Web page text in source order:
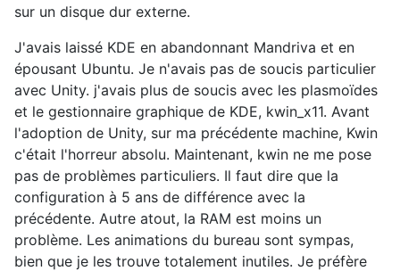
sur un disque dur externe.
J'avais laissé KDE en abandonnant Mandriva et en
épousant Ubuntu. Je n'avais pas de soucis particulier
avec Unity. j'avais plus de soucis avec les plasmoïdes
et le gestionnaire graphique de KDE, kwin_x11. Avant
l'adoption de Unity, sur ma précédente machine, Kwin
c'était l'horreur absolu. Maintenant, kwin ne me pose
pas de problèmes particuliers. Il faut dire que la
configuration à 5 ans de différence avec la
précédente. Autre atout, la RAM est moins un
problème. Les animations du bureau sont sympas,
bien que je les trouve totalement inutiles. Je préfère